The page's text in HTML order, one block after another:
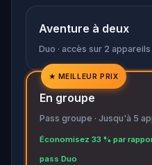
Aventure à deux
Duo · accès sur 2 appareils
✓
✓
★ MEILLEUR PRIX
En groupe
Pass groupe · Jusqu'à 5
Économisez 33 % par
pass Duo